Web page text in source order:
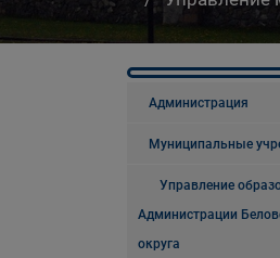
Администрация
Муниципальные
Управление
Администрации
округа